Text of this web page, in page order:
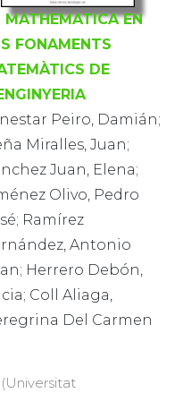
MATHEMATICA EN
FONAMENTS
DE
Peiro, Damián;
Miralles, Juan;
Juan, Elena;
Olivo, Pedro
Ramírez
Antonio
Herrero Debón,
Coll Aliaga,
Del Carmen
(Universitat